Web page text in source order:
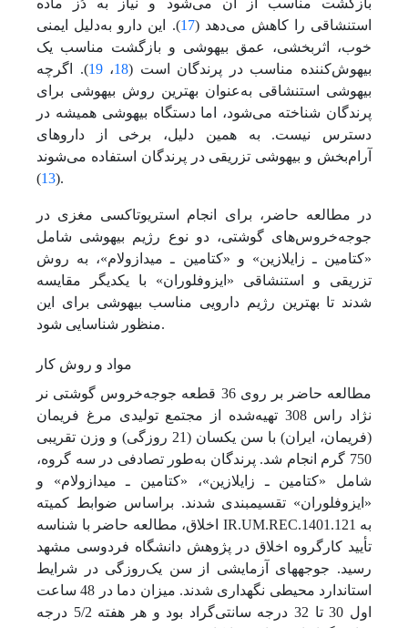
بازگشت مناسب از آن می‌شود و نیاز به دُز ماده
استنشاقی را کاهش می‌دهد (17). این دارو به‌دلیل ایمنی
خوب، اثربخشی، عمق بیهوشی و بازگشت مناسب یک
بیهوش‌کننده مناسب در پرندگان است (18،19). اگرچه
بیهوشی استنشاقی به‌عنوان بهترین روش بیهوشی برای
پرندگان شناخته می‌شود، اما دستگاه بیهوشی همیشه در
دسترس نیست. به همین دلیل، برخی از داروهای
آرام‌بخش و بیهوشی تزریقی در پرندگان استفاده می‌شوند
(
13 ).
در مطالعه حاضر، برای انجام استریوتاکسی مغزی در
جوجه‌خروس‌های گوشتی، دو نوع رژیم بیهوشی شامل
«‌کتامین ـ زایلازین» و «کتامین ـ میدازولام»، به روش
تزریقی و استنشاقی «ایزوفلوران» با یکدیگر مقایسه
شدند تا بهترین رژیم دارویی مناسب بیهوشی برای این
منظور شناسایی شود.
مواد و روش کار
مطالعه حاضر بر روی 36 قطعه جوجه‌خروس گوشتی نر
نژاد راس 308 تهیه‌شده از مجتمع تولیدی مرغ فریمان
(فریمان، ایران) با سن یکسان (21 روزگی) و وزن تقریبی
750 گرم انجام شد. پرندگان به‌طور تصادفی در سه گروه،
شامل «کتامین ـ زایلازین»، «کتامین ـ میدازولام» و
«ایزوفلوران» تقسیم‏بندی شدند. بر‌اساس ضوابط کمیته
اخلاق، مطالعه حاضر با شناسه IR.UM.REC.1401.121 به
تأیید کارگروه اخلاق در پژوهش دانشگاه فردوسی مشهد
رسید. جوجه‏های آزمایشی از سن یک‌روزگی در شرایط
استاندارد محیطی نگهداری شدند. میزان دما در 48 ساعت
اول 30 تا 32 درجه سانتی‌گراد بود و هر هفته 5/2 درجه